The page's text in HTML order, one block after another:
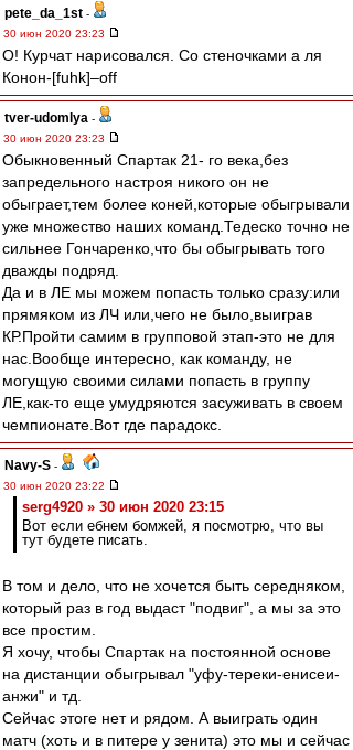
pete_da_1st -
30 июн 2020 23:23
O! Курчат нарисовался. Со стеночками а ля
Конон-[fuhk]–off
tver-udomlya -
30 июн 2020 23:23
Обыкновенный Спартак 21- го века,без
запредельного настроя никого он не
обыграет,тем более коней,которые обыгрывали
уже множество наших команд.Тедеско точно не
сильнее Гончаренко,что бы обыгрывать того
дважды подряд.
Да и в ЛЕ мы можем попасть только сразу:или
прямяком из ЛЧ или,чего не было,выиграв
КР.Пройти самим в групповой этап-это не для
нас.Вообще интересно, как команду, не
могущую своими силами попасть в группу
ЛЕ,как-то еще умудряются засуживать в своем
чемпионате.Вот где парадокс.
Navy-S -
30 июн 2020 23:22
serg4920 » 30 июн 2020 23:15
Вот если ебнем бомжей, я посмотрю, что вы
тут будете писать.
В том и дело, что не хочется быть середняком,
который раз в год выдаст "подвиг", а мы за это
все простим.
Я хочу, чтобы Спартак на постоянной основе
на дистанции обыгрывал "уфу-тереки-енисеи-
анжи" и тд.
Сейчас этоге нет и рядом. А выиграть один
матч (хоть и в питере у зенита) это мы и сейчас